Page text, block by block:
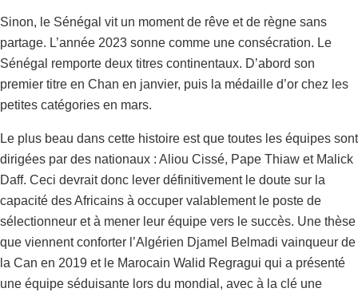
Sinon, le Sénégal vit un moment de rêve et de règne sans
partage. L’année 2023 sonne comme une consécration. Le
Sénégal remporte deux titres continentaux. D’abord son
premier titre en Chan en janvier, puis la médaille d’or chez les
petites catégories en mars.
Le plus beau dans cette histoire est que toutes les équipes sont
dirigées par des nationaux : Aliou Cissé, Pape Thiaw et Malick
Daff. Ceci devrait donc lever définitivement le doute sur la
capacité des Africains à occuper valablement le poste de
sélectionneur et à mener leur équipe vers le succès. Une thèse
que viennent conforter l’Algérien Djamel Belmadi vainqueur de
la Can en 2019 et le Marocain Walid Regragui qui a présenté
une équipe séduisante lors du mondial, avec à la clé une